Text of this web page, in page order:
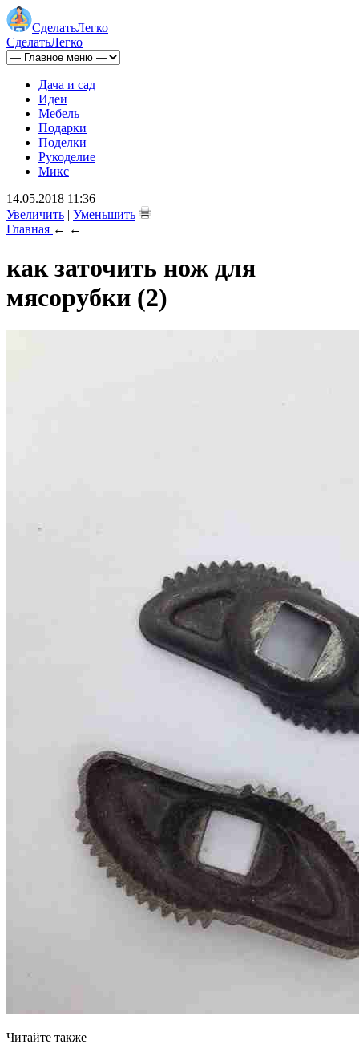
СделатьЛегко
СделатьЛегко
Дача и сад
Идеи
Мебель
Подарки
Поделки
Рукоделие
Микс
14.05.2018 11:36
Увеличить | Уменьшить
Главная ← ←
как заточить нож для
мясорубки (2)
Читайте также